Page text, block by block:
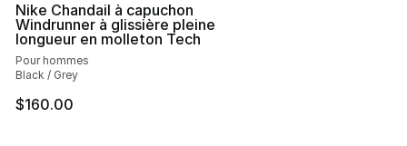
Nike Chandail à capuchon
Windrunner à glissière pleine
longueur en molleton Tech
Pour hommes
Black / Grey
$160.00